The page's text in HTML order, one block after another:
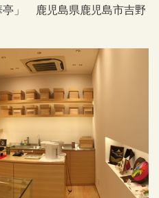
」 鹿児島県鹿児島市吉野